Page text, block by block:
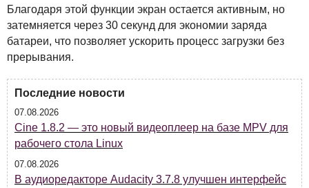
Благодаря этой функции экран остается активным, но
затемняется через 30 секунд для экономии заряда
батареи, что позволяет ускорить процесс загрузки без
прерывания.
Последние новости
07.08.2026
Cine 1.8.2 — это новый видеоплеер на базе MPV для
рабочего стола Linux
07.08.2026
В аудиоредакторе Audacity 3.7.8 улучшен интерфейс